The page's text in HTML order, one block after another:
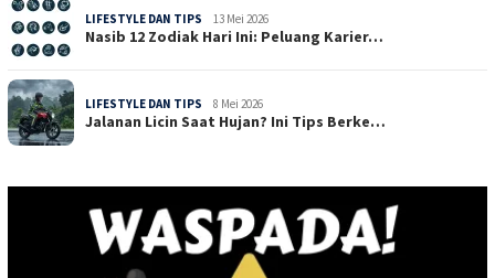
LIFESTYLE DAN TIPS 13 Mei 2026
Nasib 12 Zodiak Hari Ini: Peluang Karier…
LIFESTYLE DAN TIPS 8 Mei 2026
Jalanan Licin Saat Hujan? Ini Tips Berke…